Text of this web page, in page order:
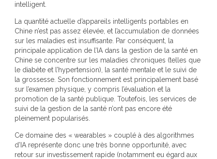
intelligent.
La quantité actuelle d’appareils intelligents portables en
Chine n’est pas assez élevée, et l’accumulation de données
sur les maladies est insuffisante. Par conséquent, la
principale application de l’IA dans la gestion de la santé en
Chine se concentre sur les maladies chroniques (telles que
le diabète et l’hypertension), la santé mentale et le suivi de
la grossesse. Son fonctionnement est principalement basé
sur l’examen physique, y compris l’évaluation et la
promotion de la santé publique. Toutefois, les services de
suivi de la gestion de la santé n’ont pas encore été
pleinement popularisés.
Ce domaine des « wearables » couplé à des algorithmes
d’IA représente donc une très bonne opportunité, avec
retour sur investissement rapide (notamment eu égard aux